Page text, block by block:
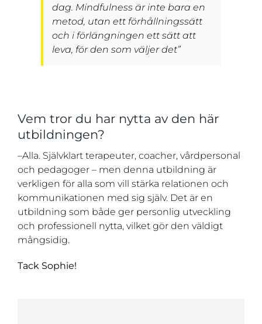
dag. Mindfulness är inte bara en
metod, utan ett förhållningssätt
och i förlängningen ett sätt att
leva, för den som väljer det”
Vem tror du har nytta av den här
utbildningen?
–Alla. Självklart terapeuter, coacher, vårdpersonal
och pedagoger – men denna utbildning är
verkligen för alla som vill stärka relationen och
kommunikationen med sig själv. Det är en
utbildning som både ger personlig utveckling
och professionell nytta, vilket gör den väldigt
mångsidig.
Tack Sophie!